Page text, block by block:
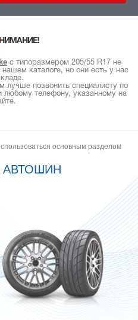
с типоразмером 205/55 R17 не
каталоге, но они есть у нас
лучше позвонить специалисту по
любому телефону, указанному на
основным разделом